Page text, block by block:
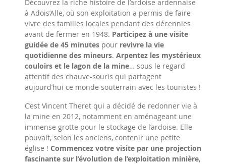
Découvrez la riche histoire de l’ardoise ardennaise
à Adois’Alle, où son exploitation a permis de faire
vivre des familles locales pendant des décennies
avant de fermer en 1948. Participez à une visite
guidée de 45 minutes pour revivre la vie
quotidienne des mineurs. Arpentez les mystérieux
couloirs et le lagon de la mine… sous le regard
attentif des chauve-souris qui partagent
aujourd’hui ce monde souterrain avec les touristes !
C’est Vincent Theret qui a décidé de redonner vie à
la mine en 2012, notamment en aménageant une
immense grotte pour le stockage de l’ardoise. Elle
pouvait, selon les anciens, contenir une petite
église ! Commencez votre visite par une projection
fascinante sur l’évolution de l’exploitation minière,